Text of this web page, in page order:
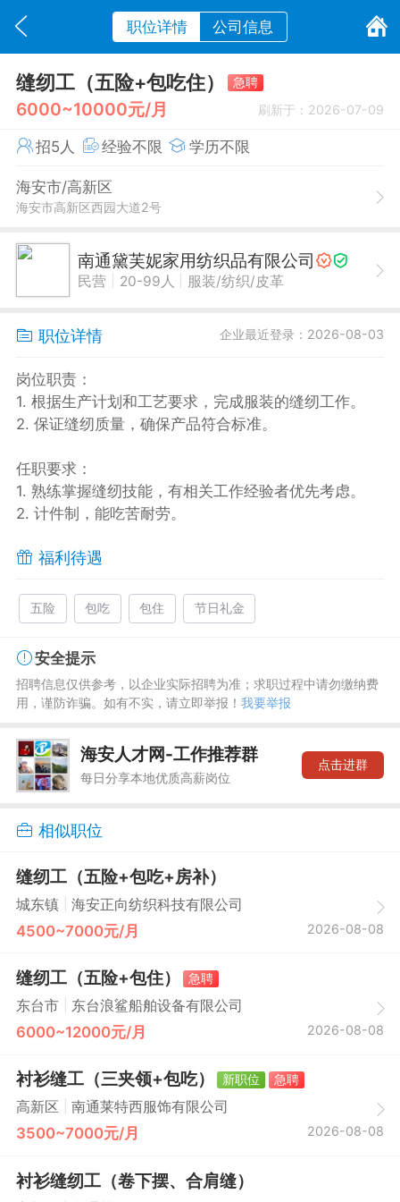
职位详情 公司信息
缝纫工（五险+包吃住） 急聘
6000~10000元/月 刷新于：2026-07-09
招5人 经验不限 学历不限
海安市/高新区
海安市高新区西园大道2号
南通黛芙妮家用纺织品有限公司
民营 20-99人 服装/纺织/皮革
职位详情 企业最近登录：2026-08-03
岗位职责：
1. 根据生产计划和工艺要求，完成服装的缝纫工作。
2. 保证缝纫质量，确保产品符合标准。
任职要求：
1. 熟练掌握缝纫技能，有相关工作经验者优先考虑。
2. 计件制，能吃苦耐劳。
福利待遇
五险 包吃 包住 节日礼金
安全提示
招聘信息仅供参考，以企业实际招聘为准；求职过程中请勿缴纳费
用，谨防诈骗。如有不实，请立即举报！ 我要举报
海安人才网-工作推荐群
每日分享本地优质高薪岗位
点击进群
相似职位
缝纫工（五险+包吃+房补）
城东镇 海安正向纺织科技有限公司
4500~7000元/月 2026-08-08
缝纫工（五险+包住）
急聘
东台市
东台浪鲨船舶设备有限公司
6000~12000元/月 2026-08-08
衬衫缝工（三夹领+包吃） 新职位
急聘
高新区
南通莱特西服饰有限公司
3500~7000元/月 2026-08-08
衬衫缝纫工（卷下摆、合肩缝）